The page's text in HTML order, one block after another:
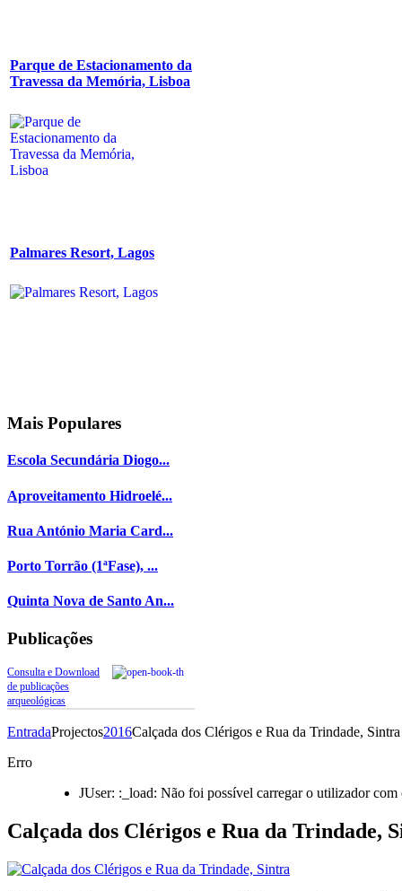
Parque de Estacionamento da
Travessa da Memória, Lisboa
Palmares Resort, Lagos
Mais Populares
Escola Secundária Diogo...
Aproveitamento Hidroelé...
Rua António Maria Card...
Porto Torrão (1ªFase), ...
Quinta Nova de Santo An...
Publicações
Consulta e Download
de publicações
arqueológicas
EntradaProjectos2016Calçada dos Clérigos e Rua da Trindade, Sintra
Erro
JUser: :_load: Não foi possível carregar o utilizador
Calçada dos Clérigos e Rua da Trindade,